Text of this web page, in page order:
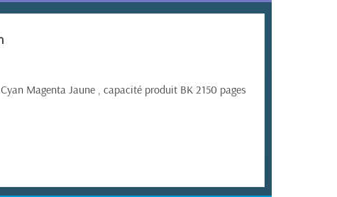
Magenta Jaune , capacité produit BK 2150 pages